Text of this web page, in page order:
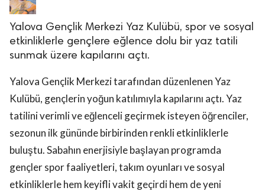
Saklıdır.
Yalova Gençlik Merkezi Yaz Kulübü, spor ve sosyal
etkinliklerle gençlere eğlence dolu bir yaz tatili
sunmak üzere kapılarını açtı.
Yalova Gençlik Merkezi tarafından düzenlenen Yaz
Kulübü, gençlerin yoğun katılımıyla kapılarını açtı. Yaz
tatilini verimli ve eğlenceli geçirmek isteyen öğrenciler,
sezonun ilk gününde birbirinden renkli etkinliklerle
buluştu. Sabahın enerjisiyle başlayan programda
gençler spor faaliyetleri, takım oyunları ve sosyal
etkinliklerle hem keyifli vakit geçirdi hem de yeni